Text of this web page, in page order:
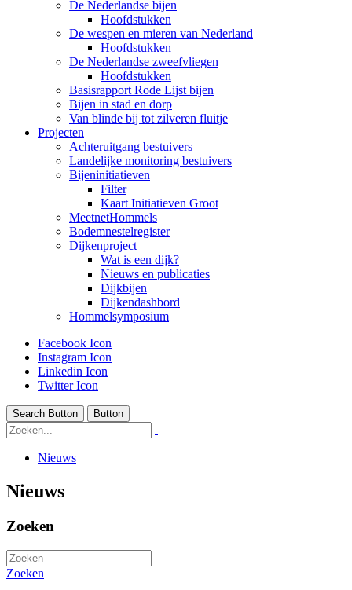
De Nederlandse bijen
Hoofdstukken
De wespen en mieren van Nederland
Hoofdstukken
De Nederlandse zweefvliegen
Hoofdstukken
Basisrapport Rode Lijst bijen
Bijen in stad en dorp
Van blinde bij tot zilveren fluitje
Projecten
Achteruitgang bestuivers
Landelijke monitoring bestuivers
Bijeninitiatieven
Filter
Kaart Initiatieven Groot
MeetnetHommels
Bodemnestelregister
Dijkenproject
Wat is een dijk?
Nieuws en publicaties
Dijkbijen
Dijkendashbord
Hommelsymposium
Facebook Icon
Instagram Icon
Linkedin Icon
Twitter Icon
Search Button Button
Nieuws
Nieuws
Zoeken
Zoeken